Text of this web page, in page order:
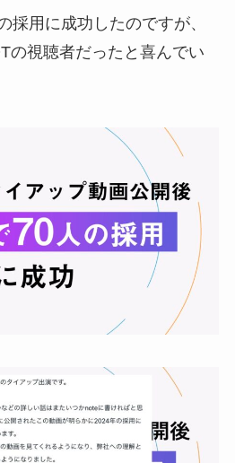
採用に成功したのですが、
の視聴者だったと喜んでい